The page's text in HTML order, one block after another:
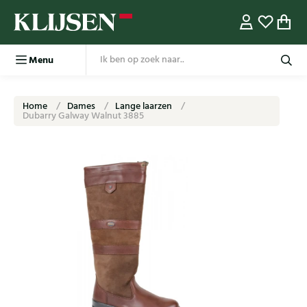
Menu
Home Dames Lange laarzen
Dubarry Galway Walnut 3885